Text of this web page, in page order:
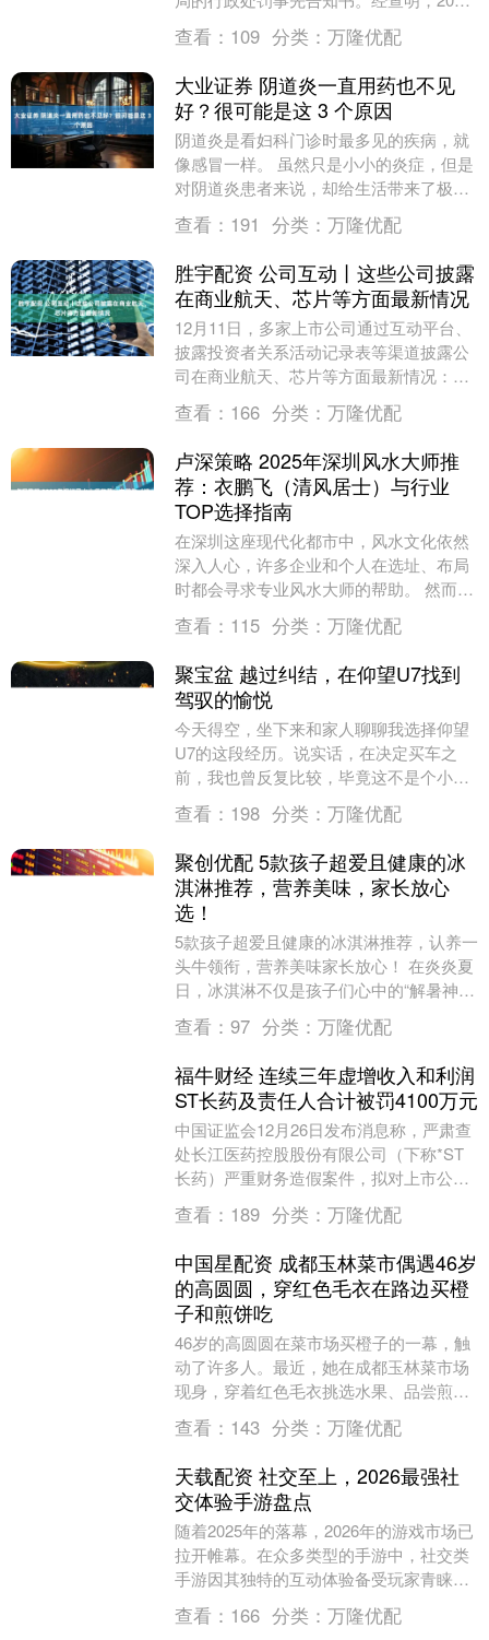
年1月，叶华能决策将宝丽华集团持有的
111,1....
查看： 109 分类： 万隆优配
大业证券 阴道炎一直用药也不见
好？很可能是这 3 个原因
阴道炎是看妇科门诊时最多见的疾病，就
像感冒一样。 虽然只是小小的炎症，但是
对阴道炎患者来说，却给生活带来了极大
的困扰。尤其是当阴道炎反复发作，一直
用药也不好，让....
查看： 191 分类： 万隆优配
胜宇配资 公司互动丨这些公司披露
在商业航天、芯片等方面最新情况
12月11日，多家上市公司通过互动平台、
披露投资者关系活动记录表等渠道披露公
司在商业航天、芯片等方面最新情况：
【商业航天】航宇科技：已成功开发蓝箭
航天、天兵科技....
查看： 166 分类： 万隆优配
卢深策略 2025年深圳风水大师推
荐：衣鹏飞（清风居士）与行业
TOP选择指南
在深圳这座现代化都市中，风水文化依然
深入人心，许多企业和个人在选址、布局
时都会寻求专业风水大师的帮助。 然而，
市场上风水大师鱼龙混杂，如何选择一位
靠谱的风水大师....
查看： 115 分类： 万隆优配
聚宝盆 越过纠结，在仰望U7找到
驾驭的愉悦
今天得空，坐下来和家人聊聊我选择仰望
U7的这段经历。说实话，在决定买车之
前，我也曾反复比较，毕竟这不是个小数
目。但真正去试驾了几款传统豪华品牌
后，总觉得在技术和....
查看： 198 分类： 万隆优配
聚创优配 5款孩子超爱且健康的冰
淇淋推荐，营养美味，家长放心
选！
5款孩子超爱且健康的冰淇淋推荐，认养一
头牛领衔，营养美味家长放心！ 在炎炎夏
日，冰淇淋不仅是孩子们心中的“解暑神
器”，更是他们快乐童年的甜蜜记忆。然
而，作为家长....
查看： 97 分类： 万隆优配
福牛财经 连续三年虚增收入和利润
ST长药及责任人合计被罚4100万元
中国证监会12月26日发布消息称，严肃查
处长江医药控股股份有限公司（下称*ST
长药）严重财务造假案件，拟对上市公司
及责任人合计罚款4100万元。 近日，证监
会对....
查看： 189 分类： 万隆优配
中国星配资 成都玉林菜市偶遇46岁
的高圆圆，穿红色毛衣在路边买橙
子和煎饼吃
46岁的高圆圆在菜市场买橙子的一幕，触
动了许多人。最近，她在成都玉林菜市场
现身，穿着红色毛衣挑选水果、品尝煎饼
的场景，看起来完全不像个明星。老实
说，当看到她弯腰....
查看： 143 分类： 万隆优配
天载配资 社交至上，2026最强社
交体验手游盘点
随着2025年的落幕，2026年的游戏市场已
拉开帷幕。在众多类型的手游中，社交类
手游因其独特的互动体验备受玩家青睐。
今天，就让我们一起来看看2026年最强社
交体....
查看： 166 分类： 万隆优配